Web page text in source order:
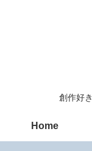
創作好
Home